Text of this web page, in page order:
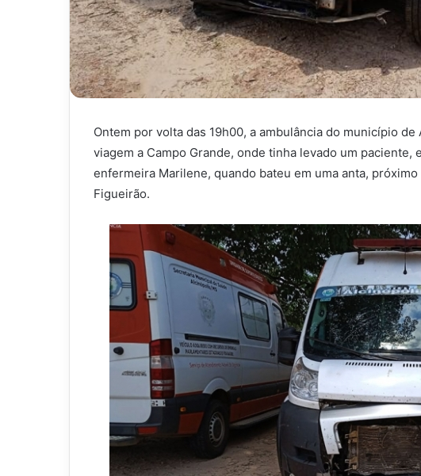
Ontem por volta das 19h00, a ambulância do município
viagem a Campo Grande, onde tinha levado um paciente,
enfermeira Marilene, quando bateu em uma anta,
Figueirão.